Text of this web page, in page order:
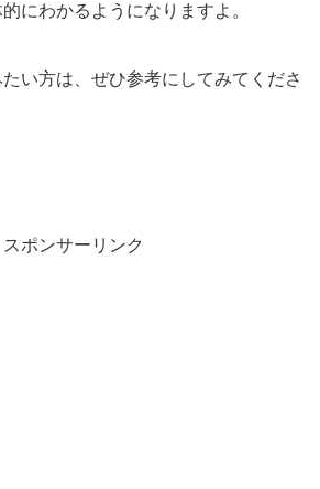
にわかるようになりますよ。
い方は、ぜひ参考にしてみてくださ
スポンサーリンク